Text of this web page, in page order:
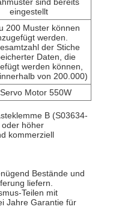
eingestellt
200 Muster können
werden.
der Stiche
Daten, die
werden können,
von 200.000)
Motor 550W
B (S03634-
höher
kommerziell
Bestände und
liefern.
Teilen mit
Jahre Garantie für